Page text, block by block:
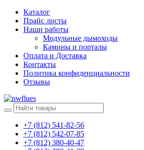
Каталог
Прайс листы
Наши работы
Модульные дымоходы
Камины и порталы
Оплата и Доставка
Контакты
Политика конфиденциальности
Отзывы
+7 (812) 541-82-56
+7 (812) 542-07-85
+7 (812) 380-40-47